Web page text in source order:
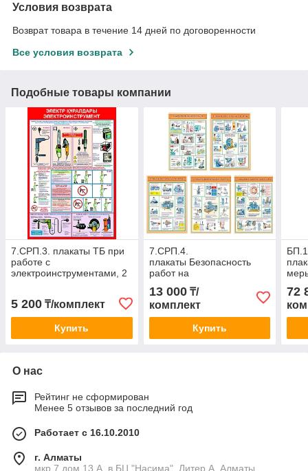
Условия возврата
Возврат товара в течение 14 дней по договоренности
Все условия возврата
Подобные товары компании
7.СРП.3. плакаты ТБ при
работе с
электроинструментами, 2
5 200 ₸/комплект
Купить
7.СРП.4.
плакаты Безопасность
работ на
металлообрабатывающих
станках, 5 шт
13 000₸/
комплект
Купить
28
72
О нас
Рейтинг не сформирован
Менее 5 отзывов за последний год
Работает с 16.10.2010
г. Алматы
мкр.7 дом 13 А, в БЦ "Насима", Литер А, Алматы,